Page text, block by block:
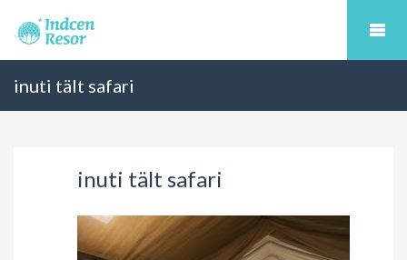
inuti tält safari
inuti tält safari